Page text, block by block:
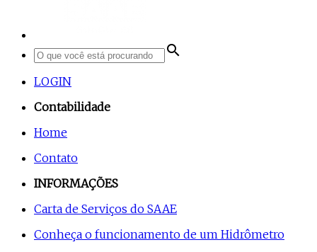
search
LOGIN
Contabilidade
Home
Contato
INFORMAÇÕES
Carta de Serviços do SAAE
Conheça o funcionamento de um Hidrômetro